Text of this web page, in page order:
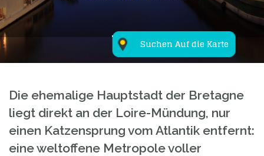
Suchen Auf die Karte
Die ehemalige Hauptstadt der Bretagne
liegt direkt an der Loire-Mündung, nur
einen Katzensprung vom Atlantik entfernt:
eine weltoffene Metropole voller